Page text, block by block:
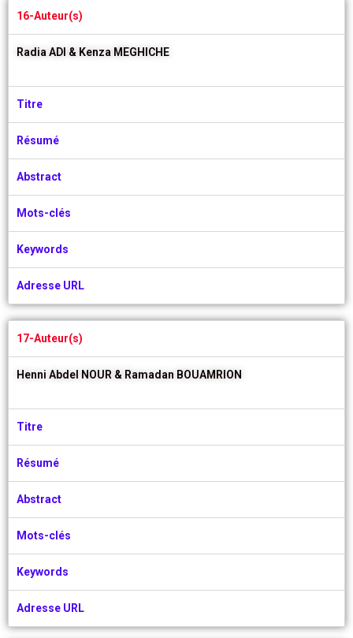
16-Auteur(s)
Radia ADI & Kenza MEGHICHE
Titre
Résumé
Abstract
Mots-clés
Keywords
Adresse URL
17-Auteur(s)
Henni Abdel NOUR & Ramadan BOUAMRION
Titre
Résumé
Abstract
Mots-clés
Keywords
Adresse URL